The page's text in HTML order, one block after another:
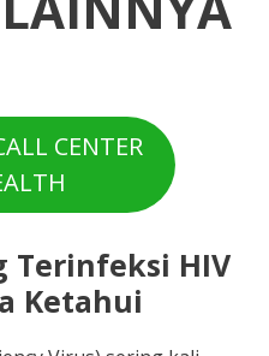
CENTER
Terinfeksi HIV
Ketahui